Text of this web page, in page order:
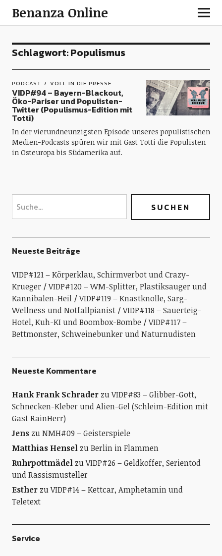
Benanza Online
Schlagwort:Populismus
PODCAST VOLL IN DIE PRESSE
VIDP#94 – Bayern-Blackout,
Öko-Pariser und Populisten-
Twitter (Populismus-Edition mit
Totti)
In der vierundneunzigsten Episode unseres populistischen
Medien-Podcasts spüren wir mit Gast Totti die Populisten
in Osteuropa bis Südamerika auf.
Neueste Beiträge
VIDP#121 – Körperklau, Schirmverbot und Crazy-
Krueger
VIDP#120 – WM-Splitter, Plastiksauger und
Kannibalen-Heil
VIDP#119 – Knastknolle, Sarg-
Wellness und Notfallpianist
VIDP#118 – Sauerteig-
Hotel, Kuh-KI und Boombox-Bombe
VIDP#117 –
Bettmonster, Schweinebunker und Naturnudisten
Neueste Kommentare
Hank Frank SchraderzuVIDP#83 – Glibber-Gott,
Schnecken-Kleber und Alien-Gel (Schleim-Edition mit
Gast RainHerr)
JenszuNMH#09 – Geisterspiele
Matthias HenselzuBerlin in Flammen
RuhrpottmädelzuVIDP#26 – Geldkoffer, Serientod
und Rassismusteller
EstherzuVIDP#14 – Kettcar, Amphetamin und
Teletext
Service